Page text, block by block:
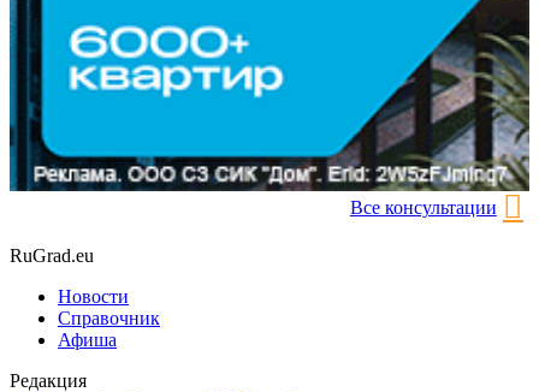
Все консультации
RuGrad.eu
Новости
Справочник
Афиша
Редакция